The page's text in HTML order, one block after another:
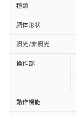
種類
胴体形状
照光/非照光
操作部
動作機能